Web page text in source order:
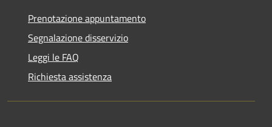
Prenotazione appuntamento
Segnalazione disservizio
Leggi le FAQ
Richiesta assistenza